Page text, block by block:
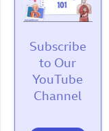
Subscribe
to Our
YouTube
Channel